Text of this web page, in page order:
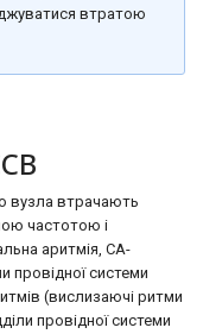
втратою
вузла втрачають
частотою і
аритмія, СА-
провідної системи
(вислизаючі ритми
провідної системи